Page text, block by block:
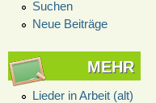
Suchen
Neue Beiträge
MEHR
Lieder in Arbeit (alt)